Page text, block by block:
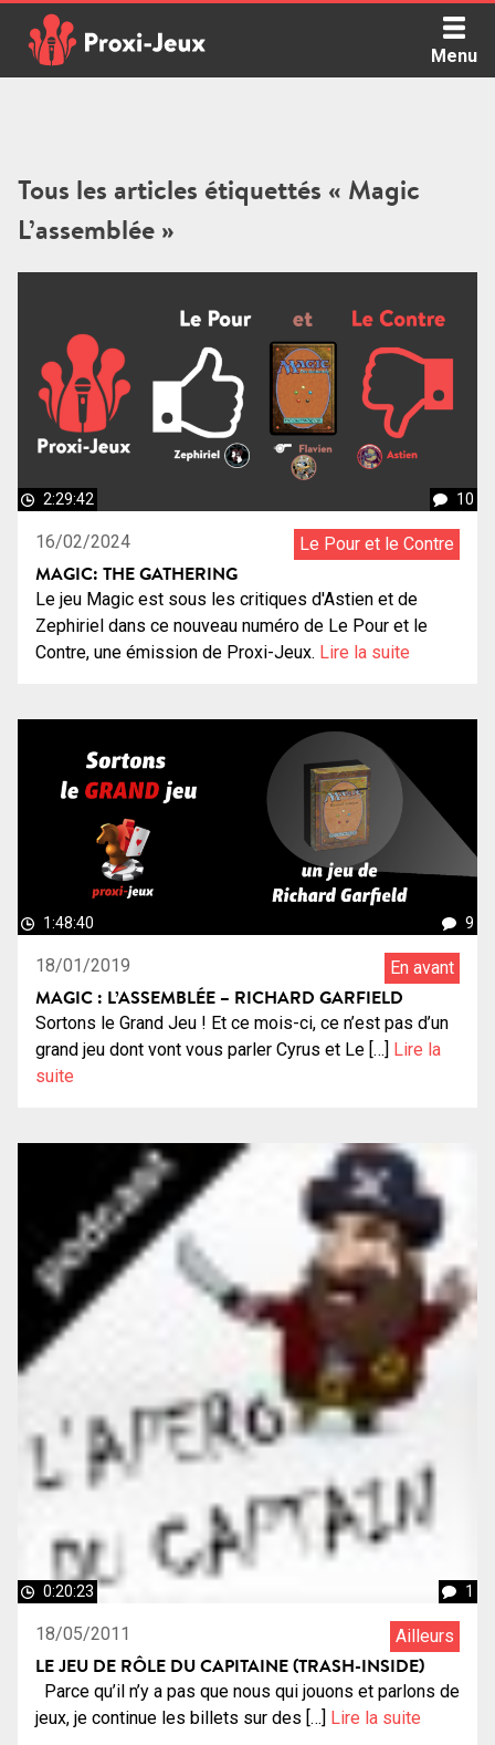
content
Menu
Tous les articles étiquettés « Magic
L’assemblée »
2:29:42 10
16/02/2024 Le Pour et le Contre
MAGIC: THE GATHERING
Le jeu Magic est sous les critiques d'Astien et de
Zephiriel dans ce nouveau numéro de Le Pour et le
Contre, une émission de Proxi-Jeux. Lire la suite
1:48:40 9
18/01/2019 En avant
MAGIC : L’ASSEMBLÉE – RICHARD GARFIELD
Sortons le Grand Jeu ! Et ce mois-ci, ce n’est pas d’un
grand jeu dont vont vous parler Cyrus et Le […] Lire la
suite
0:20:23 1
18/05/2011 Ailleurs
LE JEU DE RÔLE DU CAPITAINE (TRASH-INSIDE)
Parce qu’il n’y a pas que nous qui jouons et parlons de
jeux, je continue les billets sur des […] Lire la suite